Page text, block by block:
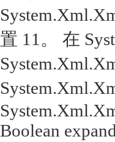
置 11。 在
Boolean